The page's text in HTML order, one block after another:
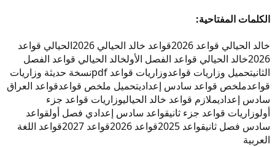
الكلمات المفتاحية:
خالد الحيالي قواعد 2026
قواعد خالد الحيالي 2026
الحيالي قواعد
2026خالد الحيالي قواعد الفصل الأولخالد الحيالي قواعد الفصل
الثانيتحميل وزاريات قواعدوزاريات قواعد pdf
نسخة حديثة وزاريات
قواعدملخص قواعد سادس إعداديتحميل ملخص قواعدقواعد العراق
سادس إعداديملازم قواعد خالد الحياليوزاريات قواعد جزء
أولوزاريات قواعد جزء ثانيقواعد سادس إعدادي فصل أولقواعد
سادس فصل ثانيقواعد 2025 قواعد 2026 قواعد 2027
قواعد اللغة
العربية